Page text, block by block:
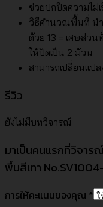
ช่วยปกปิดความไม่
วิธีคำนวณพื้นที่ นำ
ด้วย 13 = เศษส่วน
ให้ปัดเป็น 2 ม้วน
สามารถเปลี่ยนแป
รีวิว
ยังไม่มีบทวิจารณ์
มาเป็นคนแรกที่วิจาร
พื้นสีเทา
การให้คะแนนของคุณ *